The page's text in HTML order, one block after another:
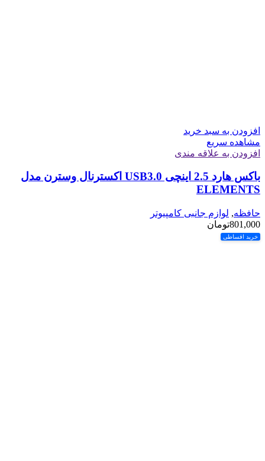
افزودن به سبد خرید
مشاهده سریع
افزودن به علاقه مندی
باکس هارد 2.5 اینچی USB3.0 اکسترنال وسترن مدل
ELEMENTS
حافظه, لوازم جانبی کامپیوتر
801,000تومان
خرید اقساطی